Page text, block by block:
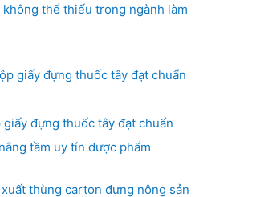
không thể thiếu trong ngành làm
giấy đựng thuốc tây đạt chuẩn
tầm uy tín dược phẩm